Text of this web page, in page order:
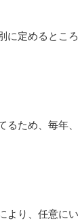
に定めるとこ
るため、毎年
り、任意に